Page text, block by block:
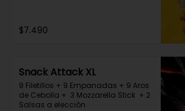
$7.490
Snack Attack XL
9 Filetillos + 9 Empanadas + 9 Aros
de Cebolla +  3 Mozzarella Stick  + 2
Salsas a elección